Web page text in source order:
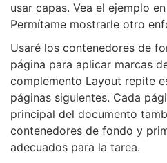
usar capas. Vea el ejemplo
Permítame mostrarle otro
Usaré los contenedores de
página para aplicar marcas
complemento Layout repite
páginas siguientes. Cada
principal del documento
contenedores de fondo y
adecuados para la tarea.